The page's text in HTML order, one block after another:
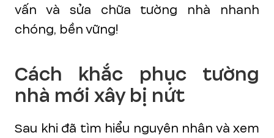
vấn và sửa chữa tường nhà nhanh
chóng, bền vững!
Cách khắc phục tường
nhà mới xây bị nứt
Sau khi đã tìm hiểu nguyên nhân và xem